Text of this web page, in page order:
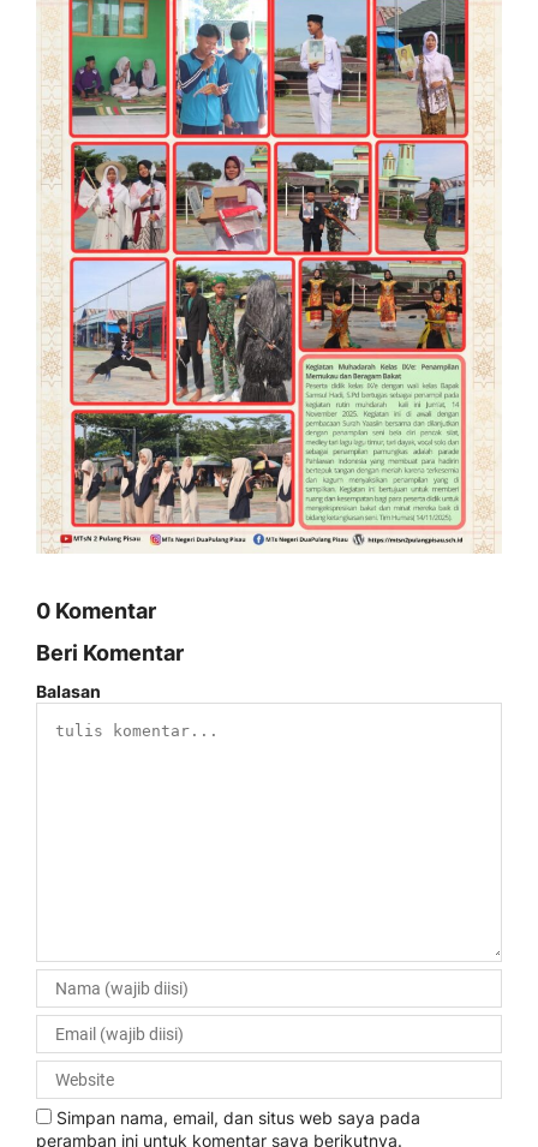
0 Komentar
Beri Komentar
Balasan
Simpan nama, email, dan situs web saya pada
peramban ini untuk komentar saya berikutnya.